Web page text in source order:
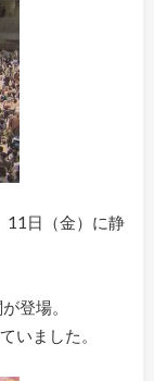
11日（金）に静
登場。
いました。